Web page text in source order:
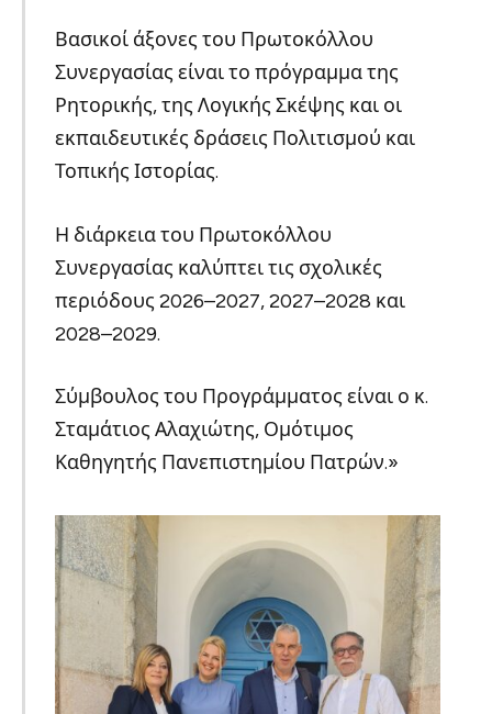
Βασικοί άξονες του Πρωτοκόλλου
Συνεργασίας είναι το πρόγραμμα της
Ρητορικής, της Λογικής Σκέψης και οι
εκπαιδευτικές δράσεις Πολιτισμού και
Τοπικής Ιστορίας.
Η διάρκεια του Πρωτοκόλλου
Συνεργασίας καλύπτει τις σχολικές
περιόδους 2026–2027, 2027–2028 και
2028–2029.
Σύμβουλος του Προγράμματος είναι ο κ.
Σταμάτιος Αλαχιώτης, Ομότιμος
Καθηγητής Πανεπιστημίου Πατρών.»